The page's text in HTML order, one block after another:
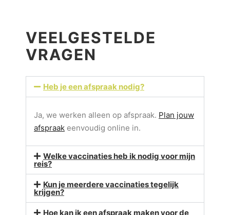
VEELGESTELDE
VRAGEN
Heb je een afspraak nodig?
Ja, we werken alleen op afspraak. Plan jouw
afspraak eenvoudig online in.
Welke vaccinaties heb ik nodig voor mijn
reis?
Kun je meerdere vaccinaties tegelijk
krijgen?
Hoe kan ik een afspraak maken voor de